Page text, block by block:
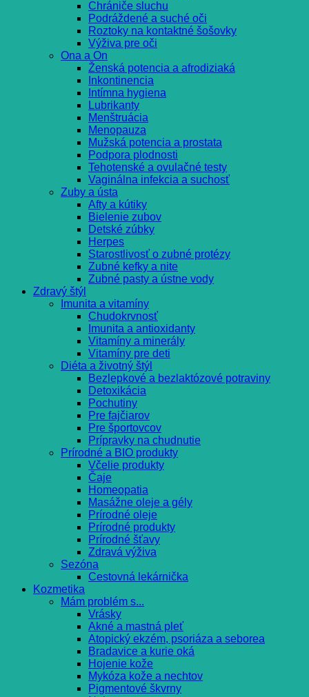
Chrániče sluchu
Podráždené a suché oči
Roztoky na kontaktné šošovky
Výživa pre oči
Ona a On
Ženská potencia a afrodiziaká
Inkontinencia
Intímna hygiena
Lubrikanty
Menštruácia
Menopauza
Mužská potencia a prostata
Podpora plodnosti
Tehotenské a ovulačné testy
Vaginálna infekcia a suchosť
Zuby a ústa
Afty a kútiky
Bielenie zubov
Detské zúbky
Herpes
Starostlivosť o zubné protézy
Zubné kefky a nite
Zubné pasty a ústne vody
Zdravý štýl
Imunita a vitamíny
Chudokrvnosť
Imunita a antioxidanty
Vitamíny a minerály
Vitamíny pre deti
Diéta a životný štýl
Bezlepkové a bezlaktózové potraviny
Detoxikácia
Pochutiny
Pre fajčiarov
Pre športovcov
Prípravky na chudnutie
Prírodné a BIO produkty
Včelie produkty
Čaje
Homeopatia
Masážne oleje a gély
Prírodné oleje
Prírodné produkty
Prírodné šťavy
Zdravá výživa
Sezóna
Cestovná lekárnička
Kozmetika
Mám problém s...
Vrásky
Akné a mastná pleť
Atopický ekzém, psoriáza a seborea
Bradavice a kurie oká
Hojenie kože
Mykóza kože a nechtov
Pigmentové škvrny